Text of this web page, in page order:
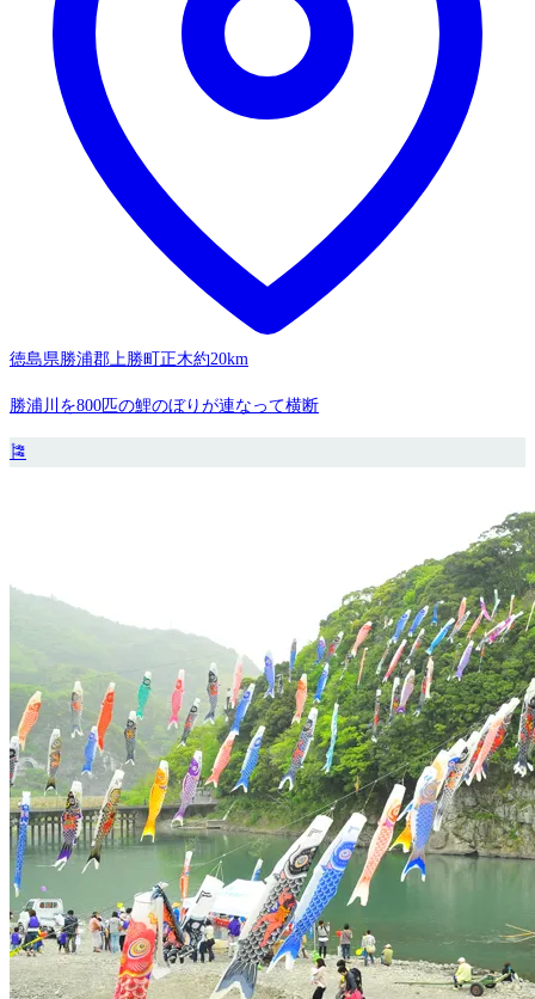
徳島県勝浦郡上勝町正木約20km
勝浦川を800匹の鯉のぼりが連なって横断
🎏